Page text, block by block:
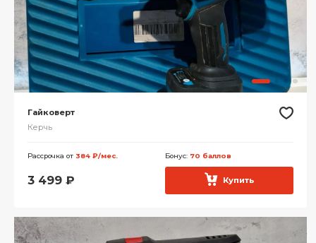
Гайковерт
Керчь
Рассрочка от 384 ₽/мес. Бонус: 70 баллов
3 499 ₽ Купить